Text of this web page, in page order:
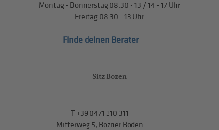
Montag - Donnerstag 08.30 - 13 / 14 - 17 Uhr
Freitag 08.30 - 13 Uhr
Finde deinen Berater
Sitz Bozen
T+39 0471 310 311
Mitterweg 5, Bozner Boden